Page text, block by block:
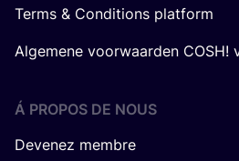
Terms & Conditions platform
Algemene voorwaarden COSH!
Á PROPOS DE NOUS
Devenez membre